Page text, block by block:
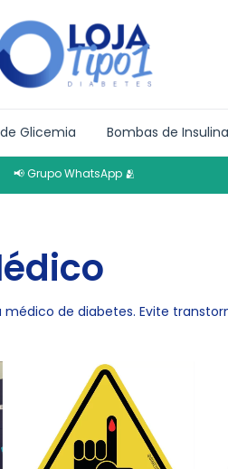
Glicemia Bombas de Insulina
📢 Grupo WhatsApp 🫂
de diabetes. Evite